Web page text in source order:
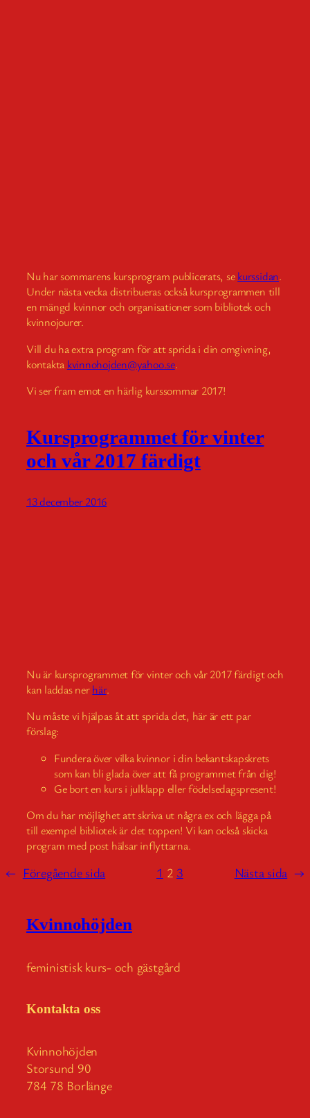
Nu har sommarens kursprogram publicerats, sekurssidan.
Under nästa vecka distribueras också kursprogrammen till
en mängd kvinnor och organisationer som bibliotek och
kvinnojourer.
Vill du ha extra program för att sprida i din omgivning,
kontakta kvinnohojden@yahoo.se.
Vi ser fram emot en härlig kurssommar 2017!
Kursprogrammet för vinter
och vår 2017 färdigt
13 december 2016
Nu är kursprogrammet för vinter och vår 2017 färdigt och
kan laddas nerhär.
Nu måste vi hjälpas åt att sprida det, här är ett par
förslag:
Fundera över vilka kvinnor i din bekantskapskrets
som kan bli glada över att få programmet från dig!
Ge bort en kurs i julklapp eller födelsedagspresent!
Om du har möjlighet att skriva ut några ex och lägga på
till exempel bibliotek är det toppen! Vi kan också skicka
program med post hälsar inflyttarna.
← Föregående sida 1 2 3 Nästa sida →
Kvinnohöjden
feministisk kurs- och gästgård
Kontakta oss
Kvinnohöjden
Storsund 90
784 78 Borlänge